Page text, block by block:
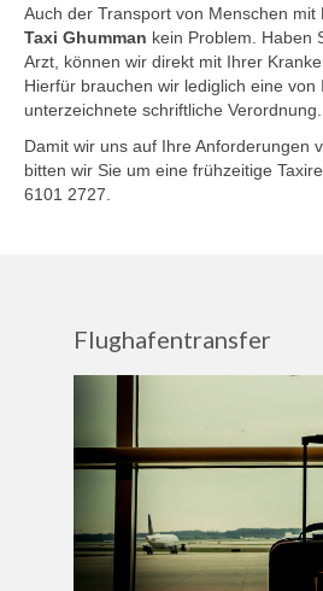
Auch der Transport von Menschen mit
Taxi Ghumman kein Problem. Haben
Arzt, können wir direkt mit Ihrer
Hierfür brauchen wir lediglich eine von
unterzeichnete schriftliche Verordnung.
Damit wir uns auf Ihre Anforderungen
bitten wir Sie um eine frühzeitige
6101 2727.
Flughafentransfer